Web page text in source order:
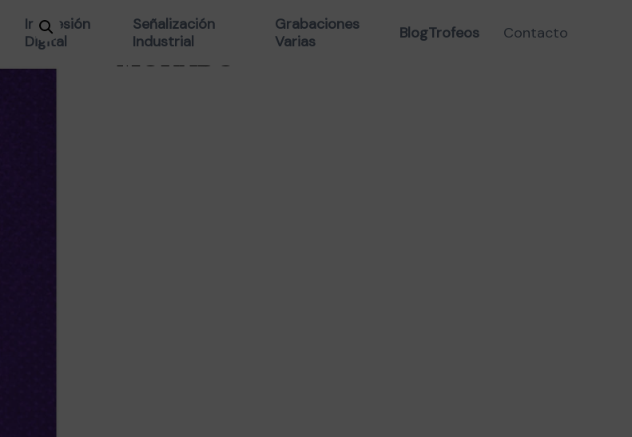
Impresión
Digital
Señalización
Industrial
Grabaciones
Varias
BlogTrofeos Contacto
CINTA C/MOSQUETON 10 MM VERDE-